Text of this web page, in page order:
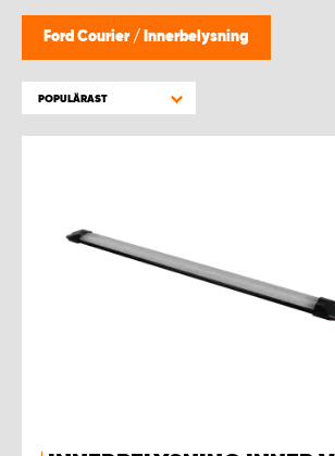
Ford Courier / Innerbelysning
POPULÄRAST
WORK SYSTEM KIRUNA